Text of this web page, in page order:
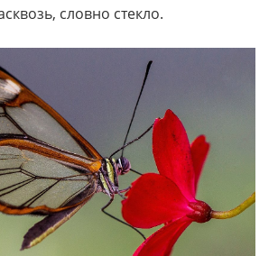
словно стекло.